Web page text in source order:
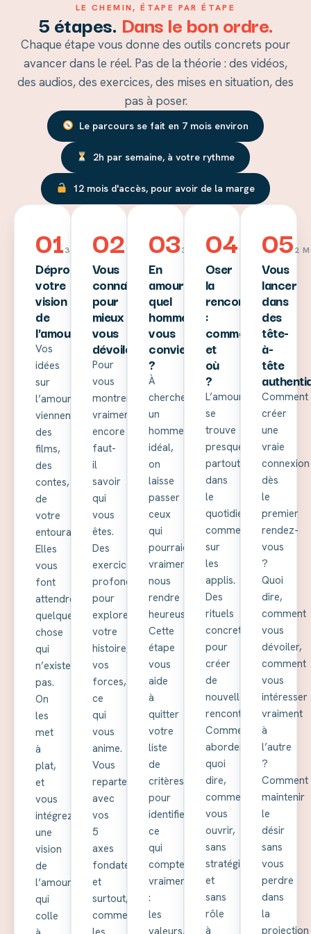
LE CHEMIN, ÉTAPE PAR ÉTAPE
5 étapes. Dans le bon ordre.
Chaque étape vous donne des outils concrets pour
avancer dans le réel. Pas de la théorie : des vidéos,
des audios, des exercices, des mises en situation, des
pas à poser.
Le parcours se fait en 7 mois environ
2h par semaine, à votre rythme
12 mois d'accès, pour avoir de la marge
013 SEMAINES
Déprogrammer
votre
vision
de
l'amour
Vos
idées
sur
l’amour
viennent
des
films,
des
contes,
de
votre
entourage.
Elles
vous
font
attendre
quelque
chose
qui
n’existe
pas.
On
les
met
à
plat,
et
vous
intégrez
une
vision
de
l’amour
qui
colle
021 MOIS
Vous
connaître
pour
mieux
vous
dévoiler
Pour
vous
montrer
vraiment,
encore
faut-
il
savoir
qui
vous
êtes.
Des
exercices
profonds
pour
explorer
votre
histoire,
vos
forces,
ce
qui
vous
anime.
Vous
repartez
avec
vos
5
axes
fondateurs,
et
surtout,
comment
033 SEMAINES
En
amour,
quel
homme
vous
convient
?
À
chercher
un
homme
idéal,
on
laisse
passer
ceux
qui
pourraient
vraiment
nous
rendre
heureuses.
Cette
étape
vous
aide
à
quitter
votre
liste
de
critères
pour
identifier
ce
qui
compte
vraiment
:
les
valeurs,
041 À 2 MOIS
Oser
la
rencontre
:
comment
et
où
?
L’amour
se
trouve
presque
partout,
dans
le
quotidien
comme
sur
les
applis.
Des
rituels
concrets
pour
créer
de
nouvelles
rencontres.
Comment
aborder,
quoi
dire,
comment
vous
ouvrir,
sans
stratégie
et
sans
rôle
à
052
Vous
lancer
dans
des
tête-
à-
tête
Comment
créer
une
vraie
connexion
dès
le
premier
rendez-
vous
?
Quoi
dire,
comment
vous
dévoiler,
comment
vous
intéresser
vraiment
à
l’autre
?
Comment
maintenir
le
désir
sans
vous
perdre
dans
la
projection